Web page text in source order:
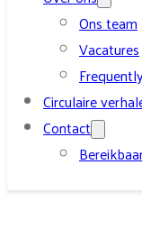
Ons team
Vacatures
Circulaire
Contact